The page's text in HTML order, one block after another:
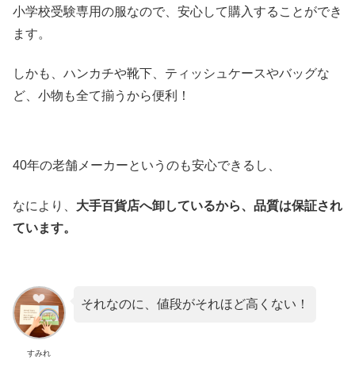
小学校受験専用の服なので、安心して購入することができ
ます。
しかも、ハンカチや靴下、ティッシュケースやバッグな
ど、小物も全て揃うから便利！
40年の老舗メーカーというのも安心できるし、
なにより、 大手百貨店へ卸しているから、品質は保証され
ています。
すみれ
それなのに、値段がそれほど高くない！